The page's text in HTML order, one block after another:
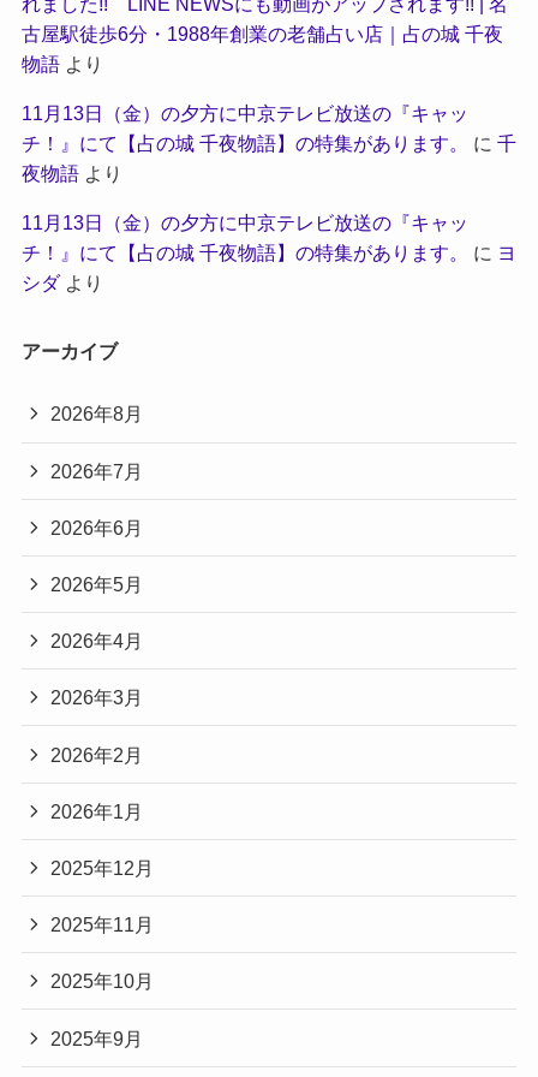
古屋駅徒歩6分・1988年創業の老舗占い店｜占の城 千夜
物語より
11月13日（金）の夕方に中京テレビ放送の『キャッ
チ！』にて【占の城 千夜物語】の特集があります。
に 千
夜物語より
11月13日（金）の夕方に中京テレビ放送の『キャッ
チ！』にて【占の城 千夜物語】の特集があります。
に ヨ
シダより
アーカイブ
2026年8月
2026年7月
2026年6月
2026年5月
2026年4月
2026年3月
2026年2月
2026年1月
2025年12月
2025年11月
2025年10月
2025年9月